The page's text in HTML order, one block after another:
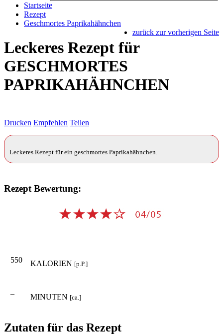
Startseite
Rezept
Geschmortes Paprikahähnchen
zurück zur vorherigen Seite
Leckeres Rezept für
GESCHMORTES
PAPRIKAHÄHNCHEN
Drucken Empfehlen Teilen
Leckeres Rezept für ein geschmortes Paprikahähnchen.
Rezept Bewertung:
550 KALORIEN [p.P.]
– MINUTEN [ca.]
Zutaten für das Rezept